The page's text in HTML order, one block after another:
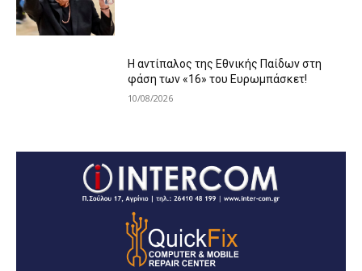
Η αντίπαλος της Εθνικής Παίδων στη
φάση των «16» του Ευρωμπάσκετ!
10/08/2026